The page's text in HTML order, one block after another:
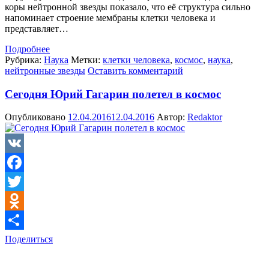
коры нейтронной звезды показало, что её структура сильно
напоминает строение мембраны клетки человека и
представляет…
Подробнее
Рубрика: Наука Метки: клетки человека, космос, наука,
нейтронные звезды Оставить комментарий
Сегодня Юрий Гагарин полетел в космос
Опубликовано 12.04.201612.04.2016 Автор: Redaktor
VK
Facebook
Twitter
Odnoklassniki
Поделиться